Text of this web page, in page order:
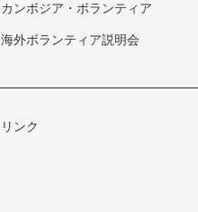
カンボジア・ボランティア
海外ボランティア説明会
リンク